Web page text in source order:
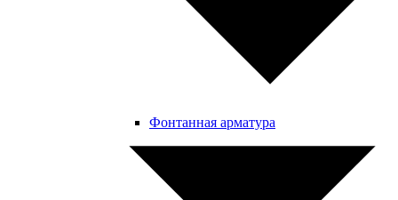
Фонтанная арматура